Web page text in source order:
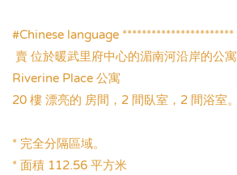
#Chinese language ***********************
賣 位於暖武里府中心的湄南河沿岸的公寓
Riverine Place 公寓
20 樓 漂亮的 房間，2 間臥室，2 間浴室。
* 完全分隔區域。
* 面積 112.56 平方米